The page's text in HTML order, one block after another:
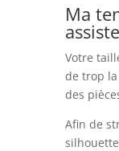
Ma
Votre
de trop
des
Afin de